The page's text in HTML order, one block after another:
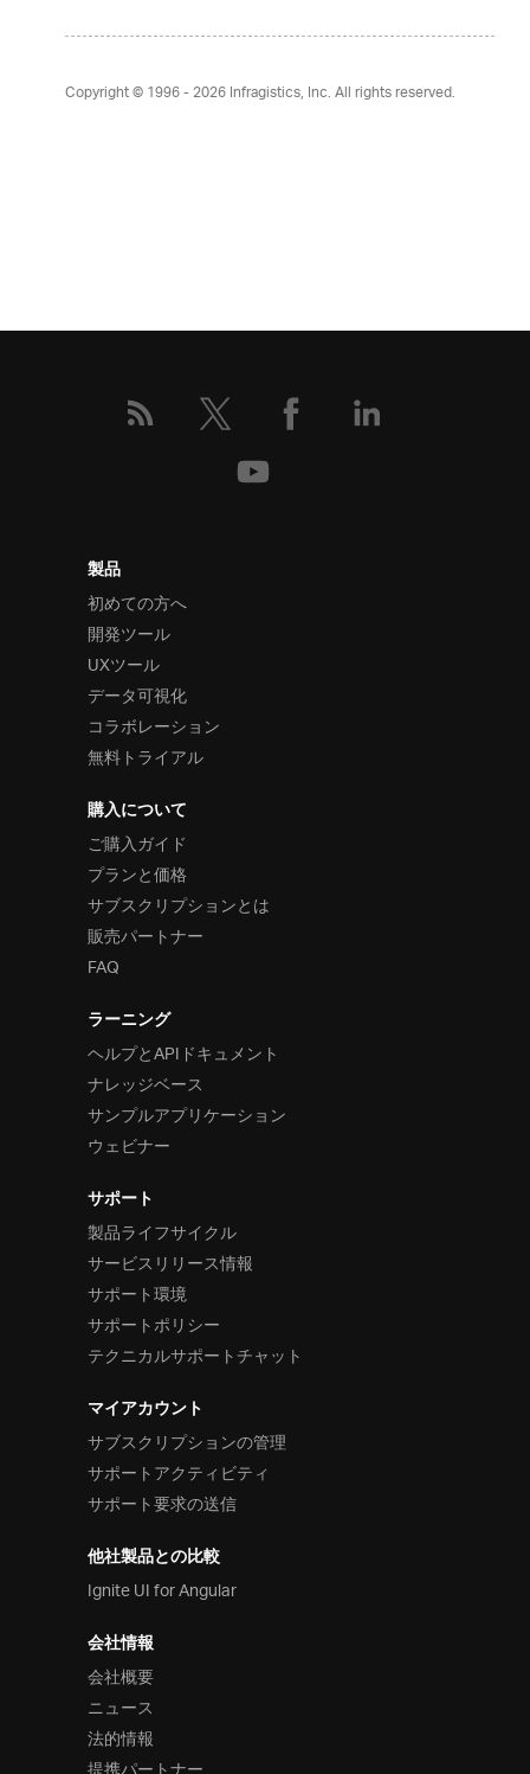
Copyright © 1996 - 2026Infragistics, Inc. All rights reserved.
製品
初めての方へ
開発ツール
UXツール
データ可視化
コラボレーション
無料トライアル
購入について
ご購入ガイド
プランと価格
サブスクリプションとは
販売パートナー
FAQ
ラーニング
ヘルプとAPIドキュメント
ナレッジベース
サンプルアプリケーション
ウェビナー
サポート
製品ライフサイクル
サービスリリース情報
サポート環境
サポートポリシー
テクニカルサポートチャット
マイアカウント
サブスクリプションの管理
サポートアクティビティ
サポート要求の送信
他社製品との比較
Ignite UI for Angular
会社情報
会社概要
ニュース
法的情報